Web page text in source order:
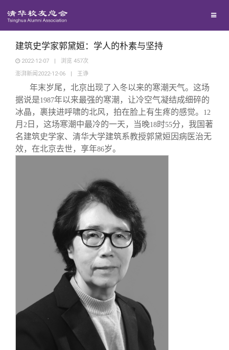
西南联大校友会
义工计划
新媒体平台
青春风采
校友文苑
校友讲坛
校友视界
终身学习
信息化服务
三创大赛
实用信息
校友总会
总会简介
会长致辞
总会章程
理事会名单
关闭
建筑史学家郭黛姮：学人的朴素与坚持
2022-12-07 | 浏览 457次
澎湃新闻2022-12-06
| 王诤
年末岁尾，北京出现了入冬以来的寒潮天气。这场
据说是1987年以来最强的寒潮，让冷空气凝结成细碎的
冰晶，裹挟进呼啸的北风，拍在脸上有生疼的感觉。
12
月 2 日，这场寒潮中最冷的一天，当晚18时55分，我国著
名建筑史学家、清华大学建筑系教授郭黛姮因病医治无
效，在北京去世，享年86岁。